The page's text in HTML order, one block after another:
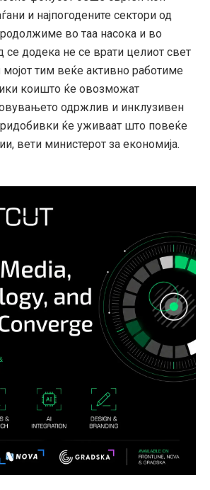
и најпогодените сектори од
во таа насока и во
се додека не се врати целиот свет
тим веќе активно работиме
коишто ќе овозможат
одржлив и инклузивен
ќе уживаат што повеќе
вети министерот за економија.